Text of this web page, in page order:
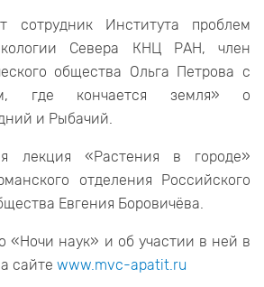
сотрудник Института проблем
Севера КНЦ РАН, член
общества Ольга Петрова с
где кончается земля» о
и Рыбачий.
лекция «Растения в городе»
отделения Российского
Евгения Боровичёва.
«Ночи наук» и об участии в ней в
сайте www.mvc-apatit.ru